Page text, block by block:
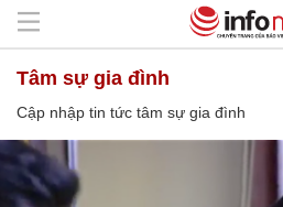
tâm sự gia đình
Cập nhập tin tức tâm sự gia đình